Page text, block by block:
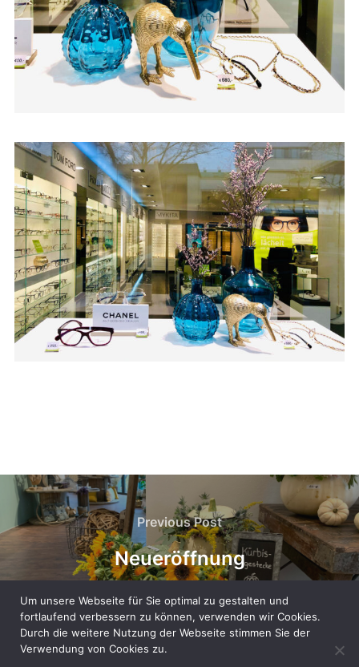
Beitragsnavigation
Previous
Post
Previous Post
Neueröffnung
Um unsere Webseite für Sie optimal zu gestalten und
fortlaufend verbessern zu können, verwenden wir Cookies.
Durch die weitere Nutzung der Webseite stimmen Sie der
Verwendung von Cookies zu.